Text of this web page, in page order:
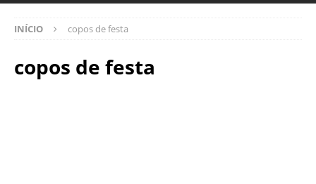
INÍCIO copos de festa
copos de festa